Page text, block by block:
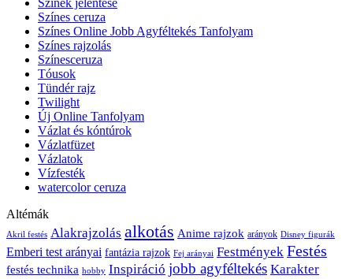
Színek jelentése
Színes ceruza
Színes Online Jobb Agyféltekés Tanfolyam
Színes rajzolás
Színesceruza
Tóusok
Tündér rajz
Twilight
Új Online Tanfolyam
Vázlat és kóntúrok
Vázlatfüzet
Vázlatok
Vízfesték
watercolor ceruza
Altémák
Akril festés Alakrajzolás alkotás Anime rajzok arányok Disney figurák
Emberi test arányai fantázia rajzok Fej arányai Festmények Festés
festés technika hobby Inspiráció jobb agyféltekés Karakter